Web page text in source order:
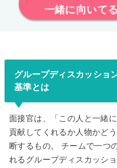
一緒に向いて
グループディスカッショ
基準とは
面接官は、「この人と一緒
貢献してくれるか人物かど
断するもの。 チームで一つ
れるグループディスカッシ